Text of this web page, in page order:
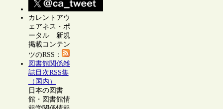
カレントアウ
ェアネス・ポ
ータル 新規
掲載コンテン
ツのRSS：
図書館関係雑
誌目次RSS集
（国内）
日本の図書
館・図書館情